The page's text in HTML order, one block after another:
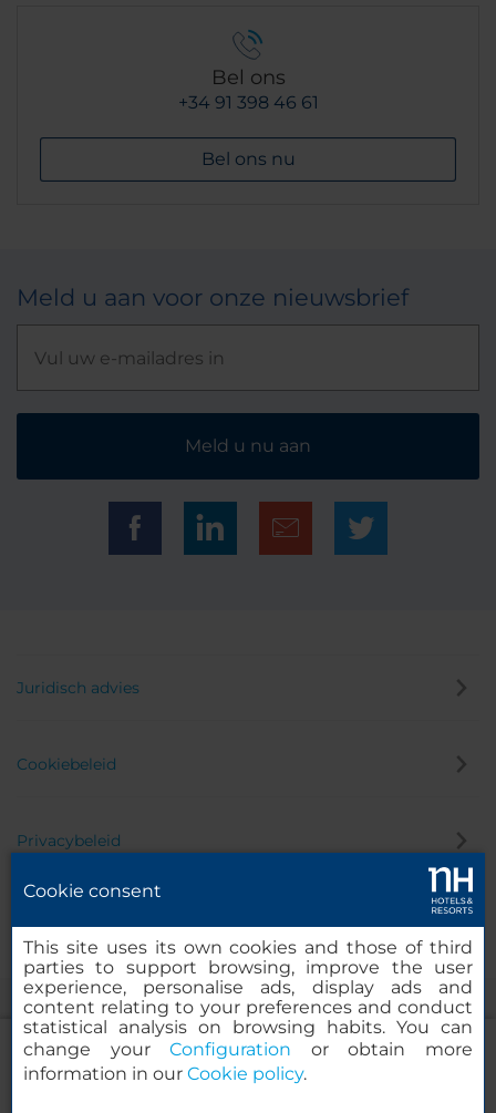
Bel ons
+34 91 398 46 61
Bel ons nu
Meld u aan voor onze nieuwsbrief
Meld u nu aan
Juridisch advies
Cookiebeleid
Privacybeleid
Cookie consent
This site uses its own cookies and those of third
parties to support browsing, improve the user
experience, personalise ads, display ads and
content relating to your preferences and conduct
statistical analysis on browsing habits. You can
change yourConfiguration or obtain more
information in our Cookie policy.